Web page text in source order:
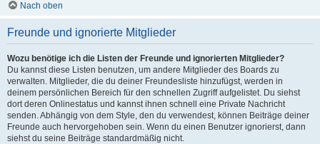
Nach oben
Freunde und ignorierte Mitglieder
Wozu benötige ich die Listen der Freunde und ignorierten Mitglieder?
Du kannst diese Listen benutzen, um andere Mitglieder des Boards zu
verwalten. Mitglieder, die du deiner Freundesliste hinzufügst, werden in
deinem persönlichen Bereich für den schnellen Zugriff aufgelistet. Du siehst
dort deren Onlinestatus und kannst ihnen schnell eine Private Nachricht
senden. Abhängig von dem Style, den du verwendest, können Beiträge deiner
Freunde auch hervorgehoben sein. Wenn du einen Benutzer ignorierst, dann
siehst du seine Beiträge standardmäßig nicht.